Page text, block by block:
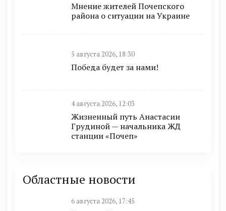
Мнение жителей Почепского
района о ситуации на Украине
5 августа 2026, 18:30
Победа будет за нами!
4 августа 2026, 12:03
Жизненный путь Анастасии
Грудиной — начальника ЖД
станции «Почеп»
Областные новости
6 августа 2026, 17:45